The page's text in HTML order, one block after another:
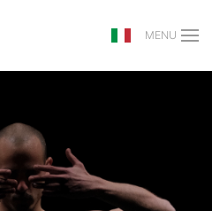
MENU